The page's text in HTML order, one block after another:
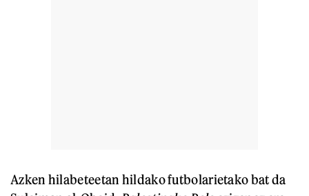
Azken hilabeteetan hildako futbolarietako bat da